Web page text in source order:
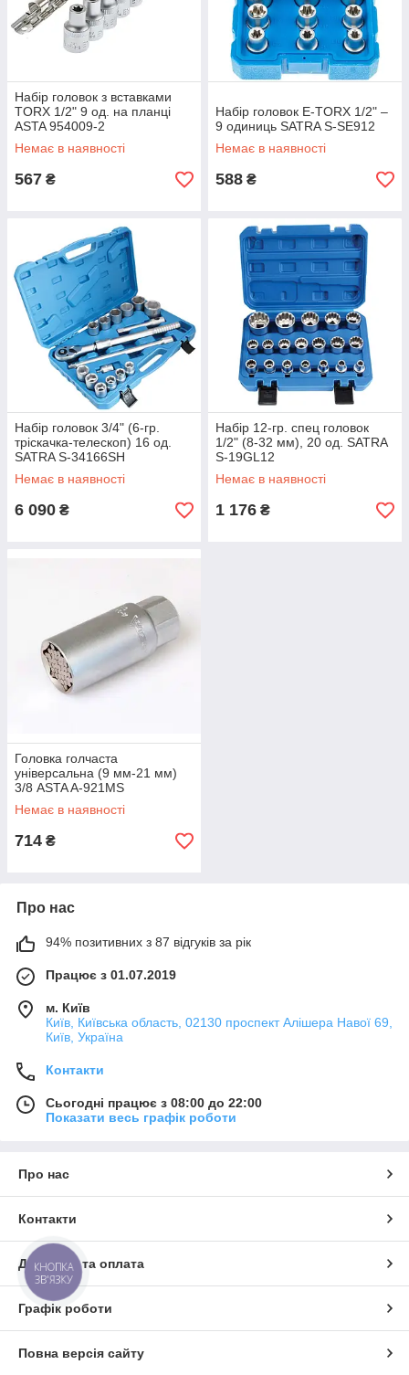
Набір головок з вставками
TORX 1/2" 9 од. на планці
ASTA 954009-2
Немає в наявності
567 ₴
Набір головок E-TORX 1/2" –
9 одиниць SATRA S-SE912
Немає в наявності
588 ₴
Набір головок 3/4" (6-гр.
тріскачка-телескоп) 16 од.
SATRA S-34166SH
Немає в наявності
6 090 ₴
Набір 12-гр. спец головок
1/2" (8-32 мм), 20 од. SATRA
S-19GL12
Немає в наявності
1 176 ₴
Головка голчаста
універсальна (9 мм-21 мм)
3/8 ASTA A-921MS
Немає в наявності
714 ₴
Про нас
94% позитивних з 87 відгуків за рік
Працює з 01.07.2019
м. Київ
Київ, Київська область, 02130 проспект Алішера Навої 69,
Київ, Україна
Контакти
Сьогодні працює з 08:00 до 22:00
Показати весь графік роботи
Про нас
Контакти
Доставка та оплата
Графік роботи
Повна версія сайту
КНОПКА
ЗВ'ЯЗКУ